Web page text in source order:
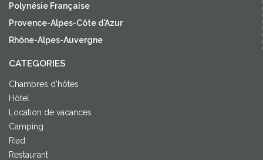
Polynésie Française
Provence-Alpes-Côte d'Azur
Rhône-Alpes-Auvergne
CATEGORIES
Chambres d'hôtes
Hôtel
Location de vacances
Camping
Riad
Restaurant